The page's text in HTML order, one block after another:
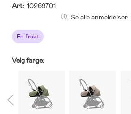
Art: 10269701
Fri frakt
(1) Se alle anmeldelser
Velg farge: